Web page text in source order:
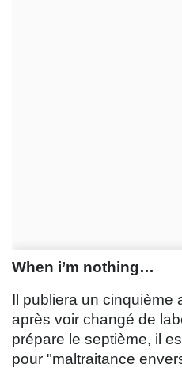
When i’m nothing…
Il publiera un cinquième
après voir changé de
prépare le septième, il
pour "maltraitance